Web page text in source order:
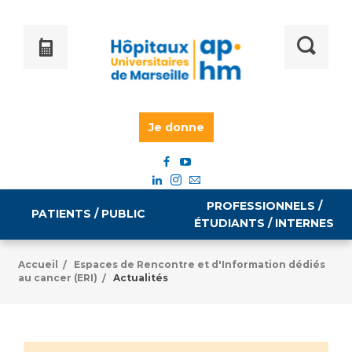
Je donne
PATIENTS / PUBLIC
Informations pratiques
PROFESSIONNELS /
ÉTUDIANTS / INTERNES
Égalité professionnelle
Emploi / formation
Accueil /
Espaces de Rencontre et d'Information dédiés
au cancer (ERI) / Actualités